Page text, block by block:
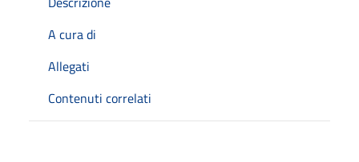
A cura di
Allegati
Contenuti correlati